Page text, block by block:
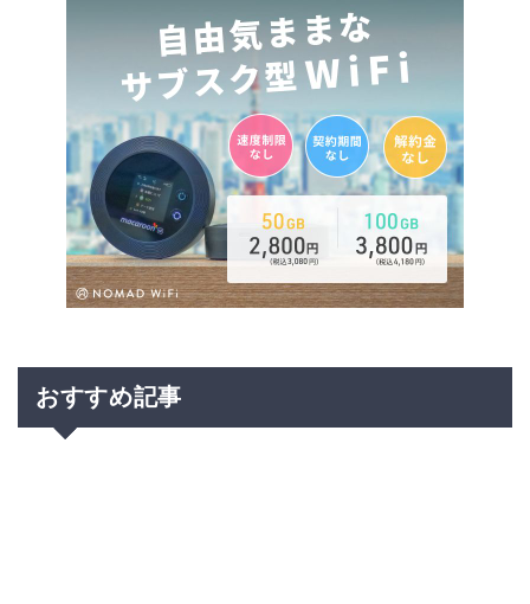
おすすめ記事